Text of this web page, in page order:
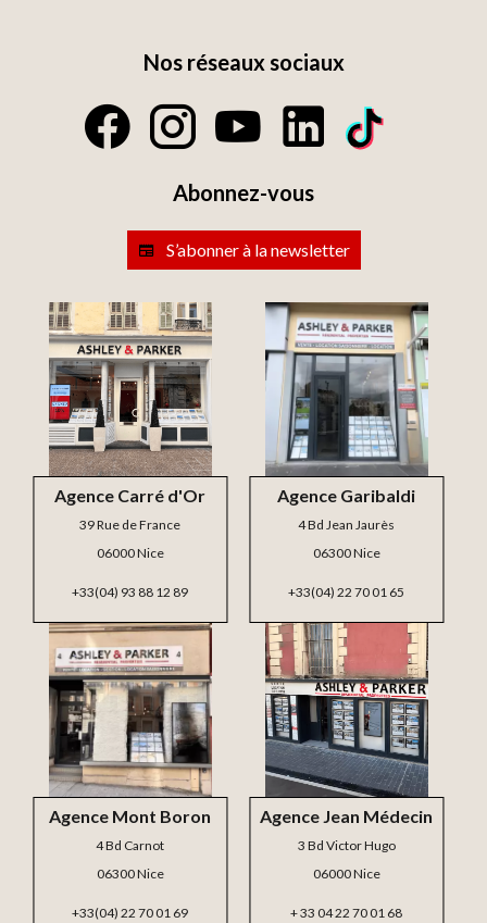
Nos réseaux sociaux
Abonnez-vous
S’abonner à la newsletter
Agence Jean Médecin
3 Bd Victor Hugo
06000 Nice
+ 33 04 22 70 01 68
Agence Carré d'Or
39 Rue de France
06000 Nice
+33(04) 93 88 12 89
Agence Garibaldi
4 Bd Jean Jaurès
06300 Nice
+33(04) 22 70 01 65
Agence Mont Boron
4 Bd Carnot
06300 Nice
+33(04) 22 70 01 69